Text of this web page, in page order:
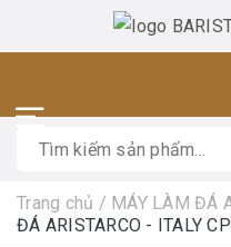
Trang chủ / MÁY LÀM ĐÁ
ĐÁ ARISTARCO - ITALY